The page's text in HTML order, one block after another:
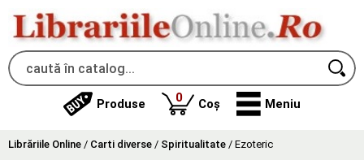
Produse 0produse
Coș Meniu
Librăriile Online / Carti diverse / Spiritualitate / Ezoteric